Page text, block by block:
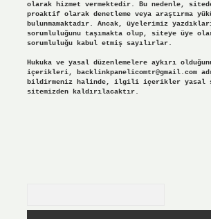
olarak hizmet vermektedir. Bu nedenle,
proaktif olarak denetleme veya araştırma
bulunmamaktadır. Ancak, üyelerimiz
sorumluluğunu taşımakta olup, siteye üye
sorumluluğu kabul etmiş sayılırlar.
Hukuka ve yasal düzenlemelere aykırı
içerikleri, backlinkpanelicomtr@gmail.com
bildirmeniz halinde, ilgili içerikler yasal
sitemizden kaldırılacaktır.